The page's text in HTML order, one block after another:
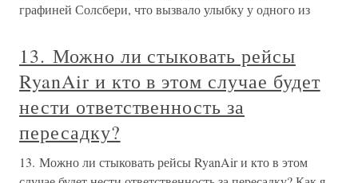
графиней Солсбери, что вызвало улыбку у одного из
13. Можно ли стыковать рейсы
RyanAir и кто в этом случае будет
нести ответственность за
пересадку?
13. Можно ли стыковать рейсы RyanAir и кто в этом